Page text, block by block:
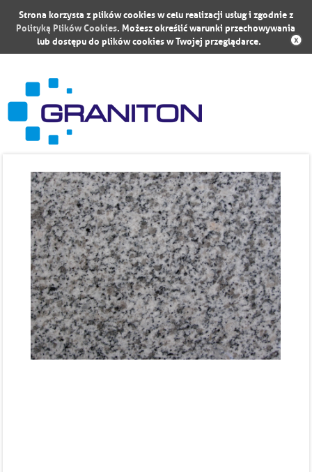
Strona korzysta z plików cookies w celu realizacji usług i zgodnie z
Polityką Plików Cookies. Możesz określić warunki przechowywania
lub dostępu do plików cookies w Twojej przeglądarce.